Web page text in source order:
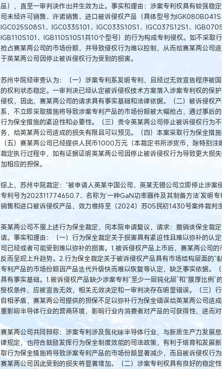
品），直至一审判决作出并生效为止。事实和理由：涉案专利权具有较强稳
司未经许可销售、许诺销售、进口被诉侵权产品（具体型号为IGK080B041S
IGC025S08S1、IGC033S101、IGC033S10S1、IGC037S12S1、
IGB110S101、IGB110S10S1共10个型号）的行为构成专利侵权。如不采取
抢占赛某两公司的市场份额，并导致侵权行为难以控制，从而给赛某两公司
于英某两公司因停止被诉侵权行为受到的损害。
苏州中院经审查认为：（一）涉案专利系发明专利，且经过无效宣告程序被
的权利状态稳定。一审判决已经认定被诉侵权技术方案落入涉案专利权的保
侵权，因此，赛某两公司的请求具有事实基础和法律依据。（二）被诉侵权
系，不立即采取措施将导致涉案专利产品的市场份额被大幅抢占，通过事后
行为保全措施的紧迫性和必要性。（三）责令英某两公司停止被诉侵权行为
务，给英某两公司造成的损失有限且可以预见。（四）本案采取行为保全措
（五）赛某两公司已经提供人民币1000万元（本裁定书所涉货币，除特别
裁定执行过程中，如有证据证明英某两公司因停止被诉侵权行为导致更大损
加相应的担保。
综上，苏州中院裁定：“被申请人英某中国公司、英某无锡公司立即停止涉案
专利号为202311774650.7、名称为‘一种GaN功率器件及其制备方法’发明专
销售和进口被诉侵权产品，效力维持至（2024）苏05民初1430号案件裁判
英某两公司不服上述行为保全裁定，向本院申请复议，请求：撤销该保全裁
请。事实和理由：（一）行为保全裁定关于损害具有紧迫性且难以弥补的认
司已经或者可能受到难以弥补的损害。1.被诉侵权产品上市后，赛某两公司的
反而呈现上升趋势。2.行为保全裁定关于被诉侵权产品具有市场结构层面的“
专利产品的市场份额因产品迭代升级快而难以恢复等认定，缺乏事实依据。
具有事实基础。1.被诉侵权产品缺少涉案专利“至少一层钝化层”和“膜厚比例”
授权条件，应被宣告无效，相关无效决定和一审判决存在明显错误。（三）
自相矛盾，赛某两公司提供的担保不足以弥补行为保全错误给英某两公司造
重影响半导体行业的营商环境，影响行业内消费者对产品的可获得性，进而对
赛某两公司共同辩称：涉案专利涉及氮化镓半导体行业，与新质生产力发展
律规定，也符合鼓励发挥行为保全制度效能的司法政策，有利于培育和发展
取行为保全措施将导致涉案专利产品的市场份额显著减少，而且被诉侵权行
赛某两公司因此受到的损失将显著增加。（二）涉案专利权具有良好的稳定